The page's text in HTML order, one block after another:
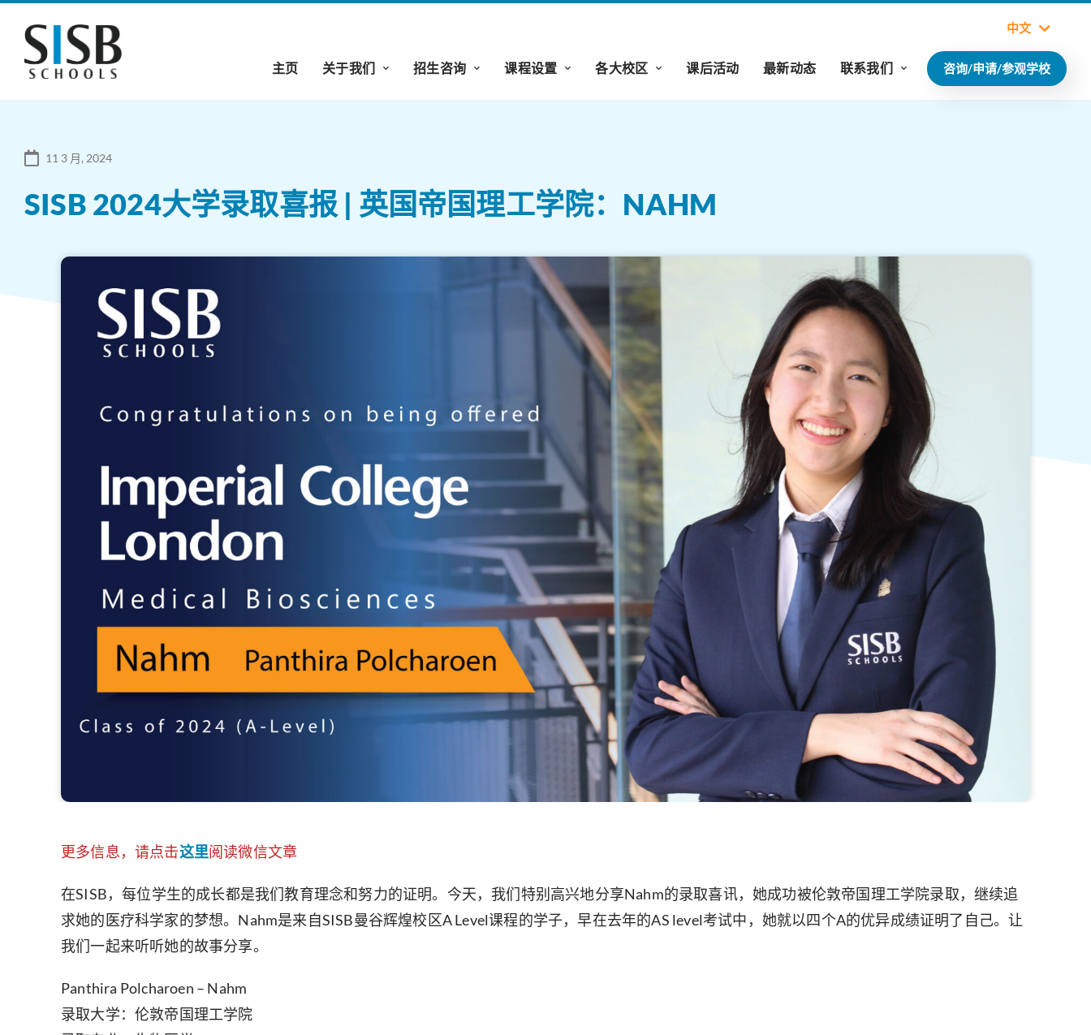
中文
主页 关于我们 招生咨询 课程设置 各大校区 课后活动 最新动态 联系我们 咨询/申请/参观学校
11 3 月, 2024
SISB 2024大学录取喜报 | 英国帝国理工学院：NAHM
更多信息，请点击这里阅读微信文章
在SISB，每位学生的成长都是我们教育理念和努力的证明。今天，我们特别高兴地分享Nahm的录取喜讯，她成功被伦敦帝国理工学院录取，继续追
求她的医疗科学家的梦想。Nahm是来自SISB曼谷辉煌校区A Level课程的学子，早在去年的AS level考试中，她就以四个A的优异成绩证明了自己。让
我们一起来听听她的故事分享。
Panthira Polcharoen – Nahm
录取大学：伦敦帝国理工学院